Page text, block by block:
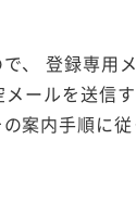
、 登録専用
メールを送信
案内手順に